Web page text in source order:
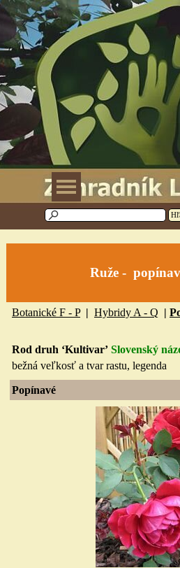
Prejsť na obsah
Preskočiť menu
Ruže -
Botanické F - P | Hybridy A - Q |
Rod druh ‘Kultivar’ Slovenský
bežná veľkosť a tvar rastu, legenda
Popínavé